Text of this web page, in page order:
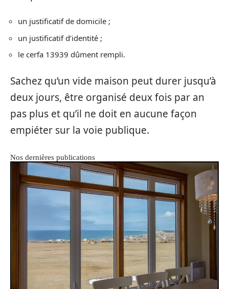
un justificatif de domicile ;
un justificatif d’identité ;
le cerfa 13939 dûment rempli.
Sachez qu’un vide maison peut durer jusqu’à
deux jours, être organisé deux fois par an
pas plus et qu’il ne doit en aucune façon
empiéter sur la voie publique.
Nos dernières publications